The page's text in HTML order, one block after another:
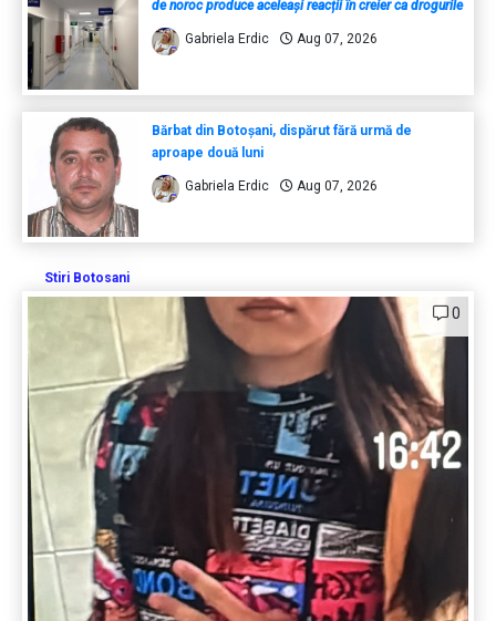
de noroc produce aceleași reacții în creier ca drogurile
Gabriela Erdic Aug 07, 2026
Bărbat din Botoșani, dispărut fără urmă de
aproape două luni
Gabriela Erdic Aug 07, 2026
Stiri Botosani
0